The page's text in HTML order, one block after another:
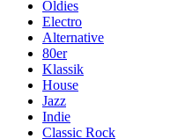
Oldies
Electro
Alternative
80er
Klassik
House
Jazz
Indie
Classic Rock